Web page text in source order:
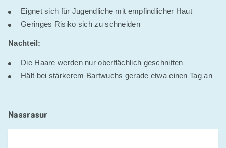
Eignet sich für Jugendliche mit empfindlicher Haut
Geringes Risiko sich zu schneiden
Nachteil:
Die Haare werden nur oberflächlich geschnitten
Hält bei stärkerem Bartwuchs gerade etwa einen Tag an
Nassrasur